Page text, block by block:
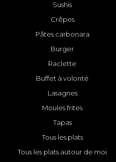
Sushis
Crêpes
Pâtes carbonara
Burger
Raclette
Buffet à volonté
Lasagnes
Moules frites
Tapas
Tous les plats
Tous les plats autour de moi